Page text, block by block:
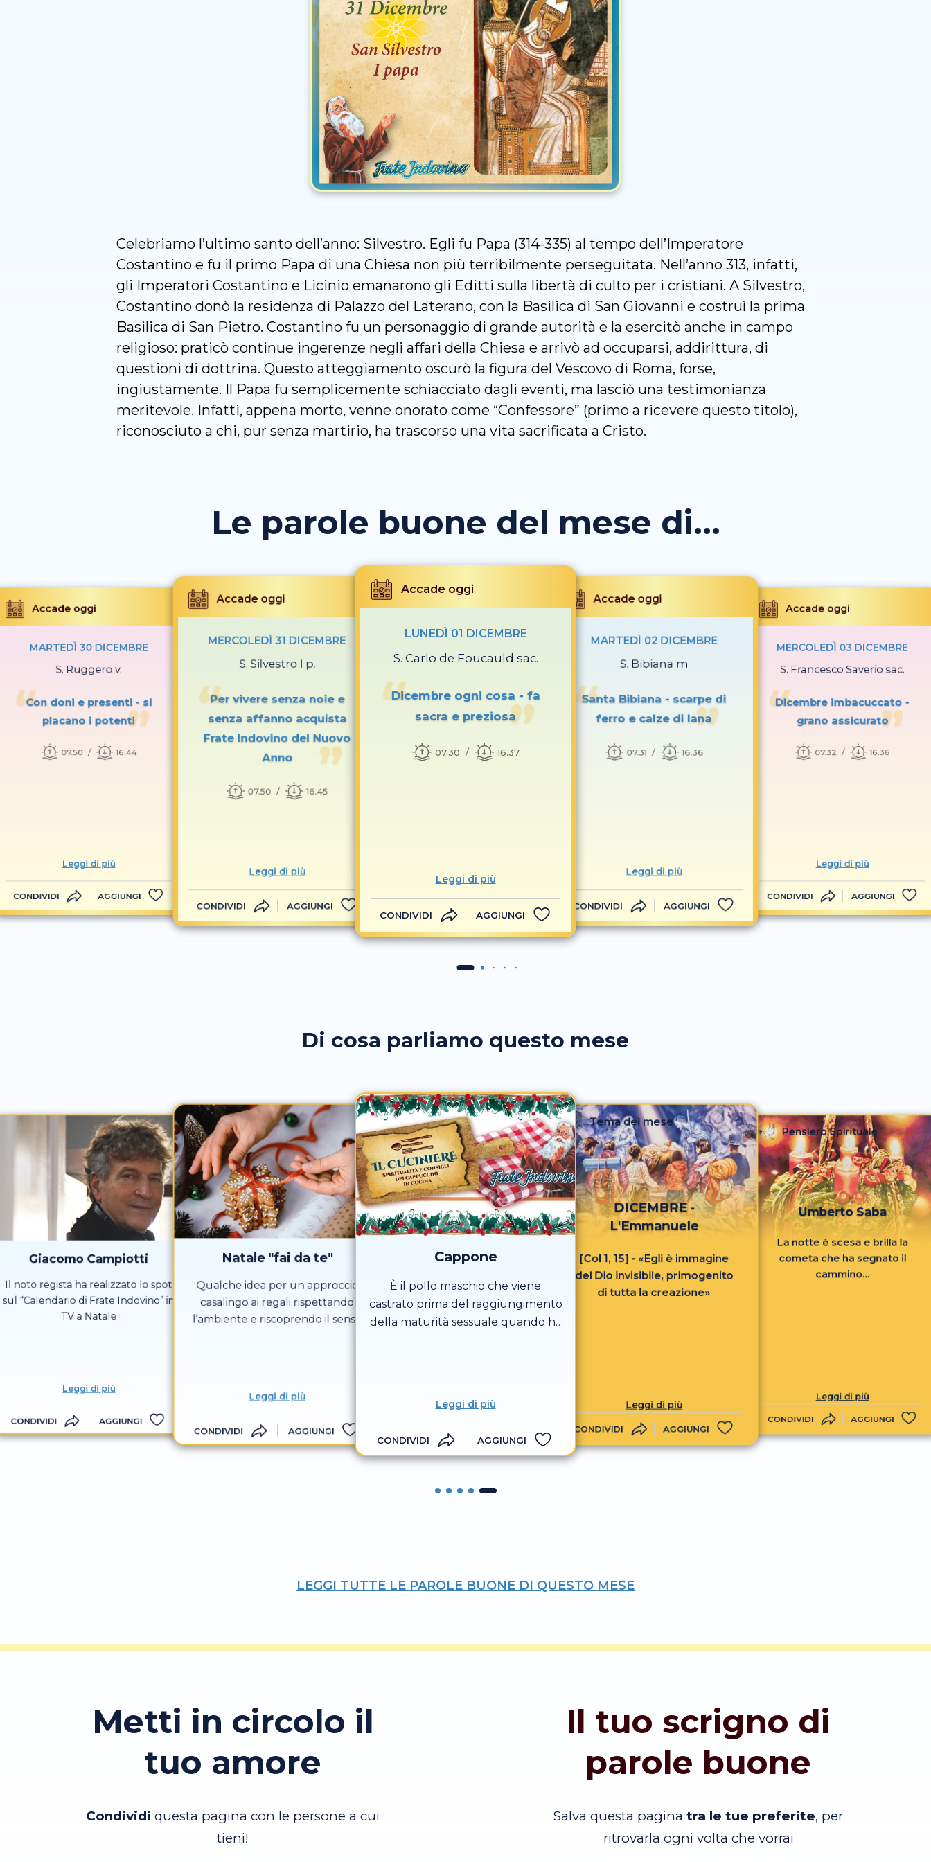
Celebriamo l’ultimo santo dell’anno: Silvestro. Egli fu Papa (314-335) al tempo dell’Imperatore
Costantino e fu il primo Papa di una Chiesa non più terribilmente perseguitata. Nell’anno 313, infatti,
gli Imperatori Costantino e Licinio emanarono gli Editti sulla libertà di culto per i cristiani. A Silvestro,
Costantino donò la residenza di Palazzo del Laterano, con la Basilica di San Giovanni e costruì la prima
Basilica di San Pietro. Costantino fu un personaggio di grande autorità e la esercitò anche in campo
religioso: praticò continue ingerenze negli affari della Chiesa e arrivò ad occuparsi, addirittura, di
questioni di dottrina. Questo atteggiamento oscurò la figura del Vescovo di Roma, forse,
ingiustamente. Il Papa fu semplicemente schiacciato dagli eventi, ma lasciò una testimonianza
meritevole. Infatti, appena morto, venne onorato come “Confessore” (primo a ricevere questo titolo),
riconosciuto a chi, pur senza martirio, ha trascorso una vita sacrificata a Cristo.
Le parole buone del mese di...
Accade oggi
MARTEDÌ 30 DICEMBRE
S. Ruggero v.
Con doni e presenti - si
placano i potenti
07.50 16.44
Leggi di più
CONDIVIDI AGGIUNGI
Accade oggi
MERCOLEDÌ 31 DICEMBRE
S. Silvestro I p.
Per vivere senza noie e
senza affanno acquista
Frate Indovino del Nuovo
Anno
07.50 16.45
Leggi di più
CONDIVIDI AGGIUNGI
Accade oggi
LUNEDÌ 01 DICEMBRE
S. Carlo de Foucauld sac.
Dicembre ogni cosa - fa
sacra e preziosa
07.30 16.37
Leggi di più
CONDIVIDI AGGIUNGI
Accade oggi
MARTEDÌ 02 DICEMBRE
S. Bibiana m
Santa Bibiana - scarpe di
ferro e calze di lana
07.31 16.36
Leggi di più
CONDIVIDI AGGIUNGI
Accade oggi
MERCOLEDÌ 03 DICEMBRE
S. Francesco Saverio sac.
Dicembre imbacuccato -
grano assicurato
07.32 16.36
Leggi di più
CONDIVIDI AGGIUNGI
Di cosa parliamo questo mese
Giacomo Campiotti
Il noto regista ha realizzato lo spot
sul “Calendario di Frate Indovino” in
TV a Natale
Leggi di più
CONDIVIDI AGGIUNGI
Natale "fai da te"
Qualche idea per un approccio
casalingo ai regali rispettando
l’ambiente e riscoprendo il senso
Leggi di più
CONDIVIDI AGGIUNGI
Cappone
È il pollo maschio che viene
castrato prima del raggiungimento
della maturità sessuale quando ha
pregiati il Cappone dei Gonzaga nel
Mantovano e quello di Morozzo nel
Cuneese che è presidio Slow Food.
La castrazione produce un
Leggi di più
CONDIVIDI AGGIUNGI
Tema del mese
DICEMBRE -
L'Emmanuele
[Col 1, 15] - «Egli è immagine
del Dio invisibile, primogenito
di tutta la creazione»
Leggi di più
CONDIVIDI AGGIUNGI
Pensiero Spirituale
Umberto Saba
La notte è scesa e brilla la
cometa che ha segnato il
cammino...
Leggi di più
CONDIVIDI AGGIUNGI
LEGGI TUTTE LE PAROLE BUONE DI QUESTO MESE
Metti in circolo il
tuo amore
Condividi questa pagina con le persone a cui
tieni!
Il tuo scrigno di
parole buone
Salva questa pagina tra le tue preferite, per
ritrovarla ogni volta che vorrai